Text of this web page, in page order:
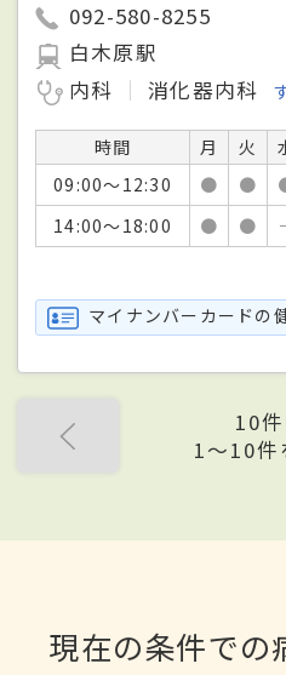
092-580-8255
白木原駅
内科
消化器内科
時間 月 火
09:00～12:30
● ●
14:00～18:00
● ●
マイナンバーカードの
10
1〜10件
現在の条件での